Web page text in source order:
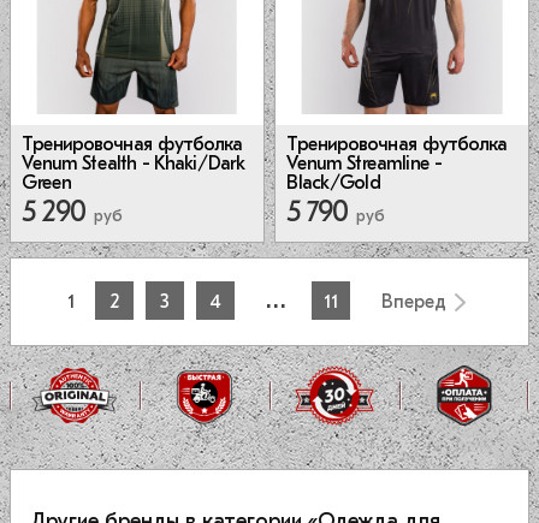
Тренировочная футболка
Venum Stealth - Khaki/Dark
Green
5 290 руб
Тренировочная футболка
Venum Streamline -
Black/Gold
5 790 руб
1 2 3 4 … 11 Вперед